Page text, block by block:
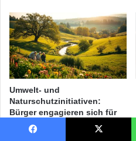
Umwelt- und
Naturschutzinitiativen:
Bürger engagieren sich für
Südlippe